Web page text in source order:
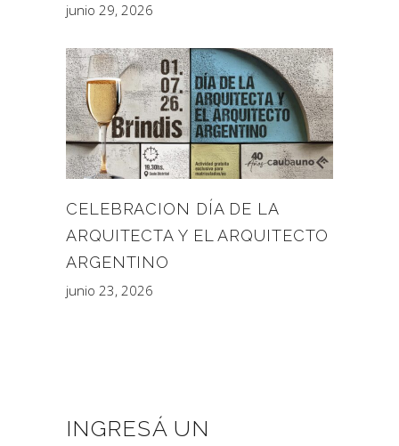
junio 29, 2026
CELEBRACION DÍA DE LA
ARQUITECTA Y EL ARQUITECTO
ARGENTINO
junio 23, 2026
INGRESÁ UN